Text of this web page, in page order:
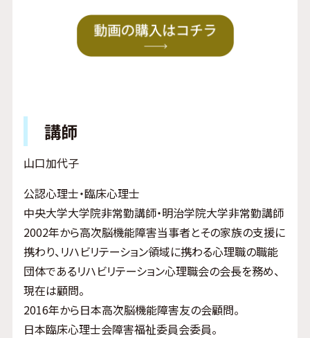
講師
山口加代子
公認心理士・臨床心理士
中央大学大学院非常勤講師・明治学院大学非常勤講師
2002年から高次脳機能障害当事者とその家族の支援に
携わり、リハビリテーション領域に携わる心理職の職能
団体であるリハビリテーション心理職会の会長を務め、
現在は顧問。
2016年から日本高次脳機能障害友の会顧問。
日本臨床心理士会障害福祉委員会委員。